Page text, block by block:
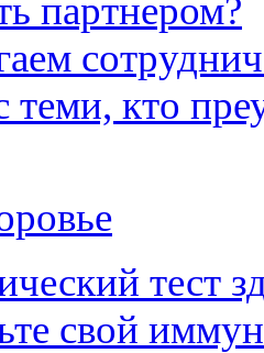
партнером?
теми, кто
тест
свой